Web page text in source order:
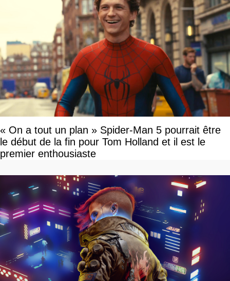
« On a tout un plan » Spider-Man 5 pourrait être
le début de la fin pour Tom Holland et il est le
premier enthousiaste